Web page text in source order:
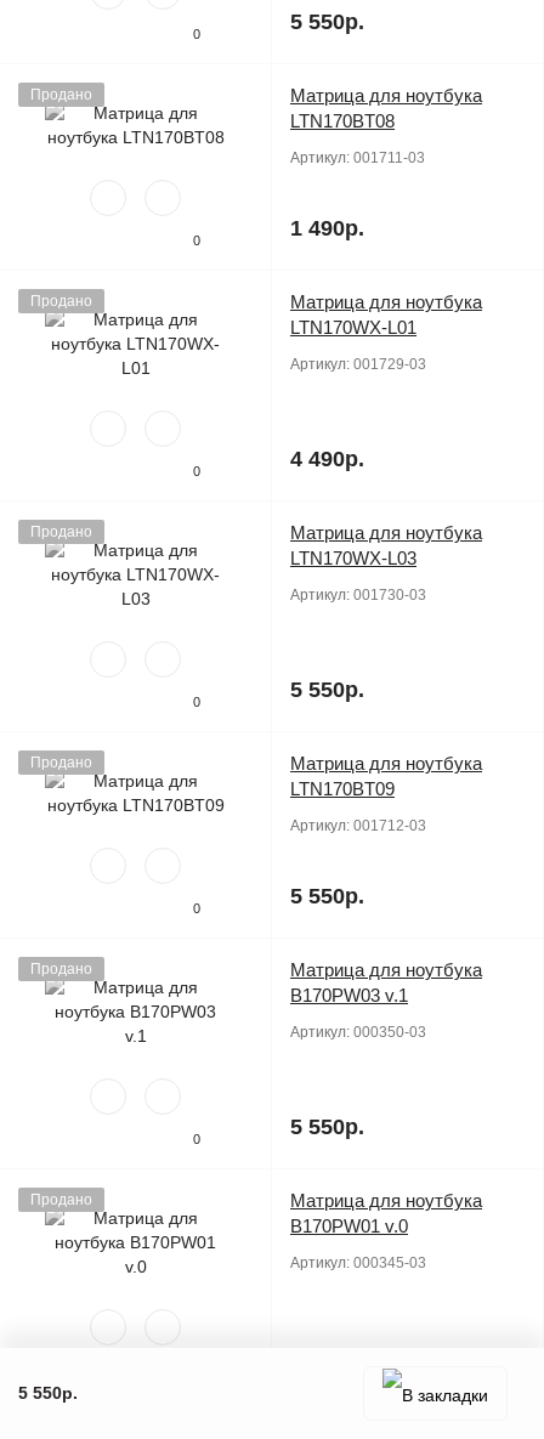
0 5 550р.
Продано
0
Матрица для ноутбука
LTN170BT08
Артикул: 001711-03
1 490р.
Продано
0
Матрица для ноутбука
LTN170WX-L01
Артикул: 001729-03
4 490р.
Продано
0
Матрица для ноутбука
LTN170WX-L03
Артикул: 001730-03
5 550р.
Продано
0
Матрица для ноутбука
LTN170BT09
Артикул: 001712-03
5 550р.
Продано
0
Матрица для ноутбука
B170PW03 v.1
Артикул: 000350-03
5 550р.
Продано
Матрица для ноутбука
B170PW01 v.0
Артикул: 000345-03
5 550р.